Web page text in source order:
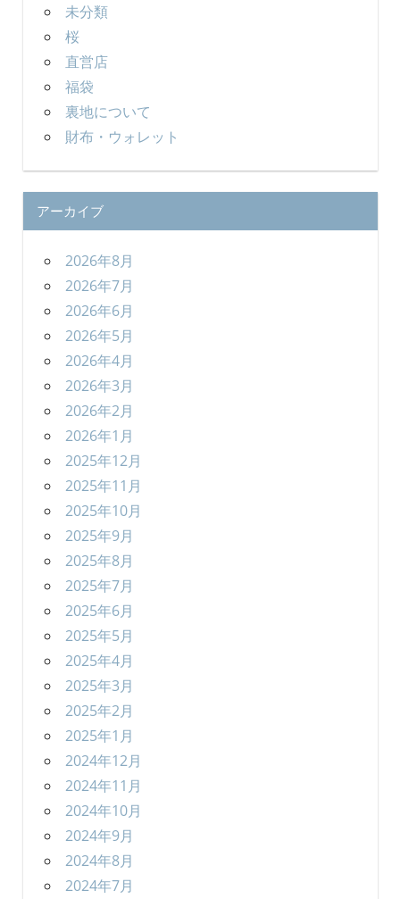
未分類
桜
直営店
福袋
裏地について
財布・ウォレット
アーカイブ
2026年8月
2026年7月
2026年6月
2026年5月
2026年4月
2026年3月
2026年2月
2026年1月
2025年12月
2025年11月
2025年10月
2025年9月
2025年8月
2025年7月
2025年6月
2025年5月
2025年4月
2025年3月
2025年2月
2025年1月
2024年12月
2024年11月
2024年10月
2024年9月
2024年8月
2024年7月